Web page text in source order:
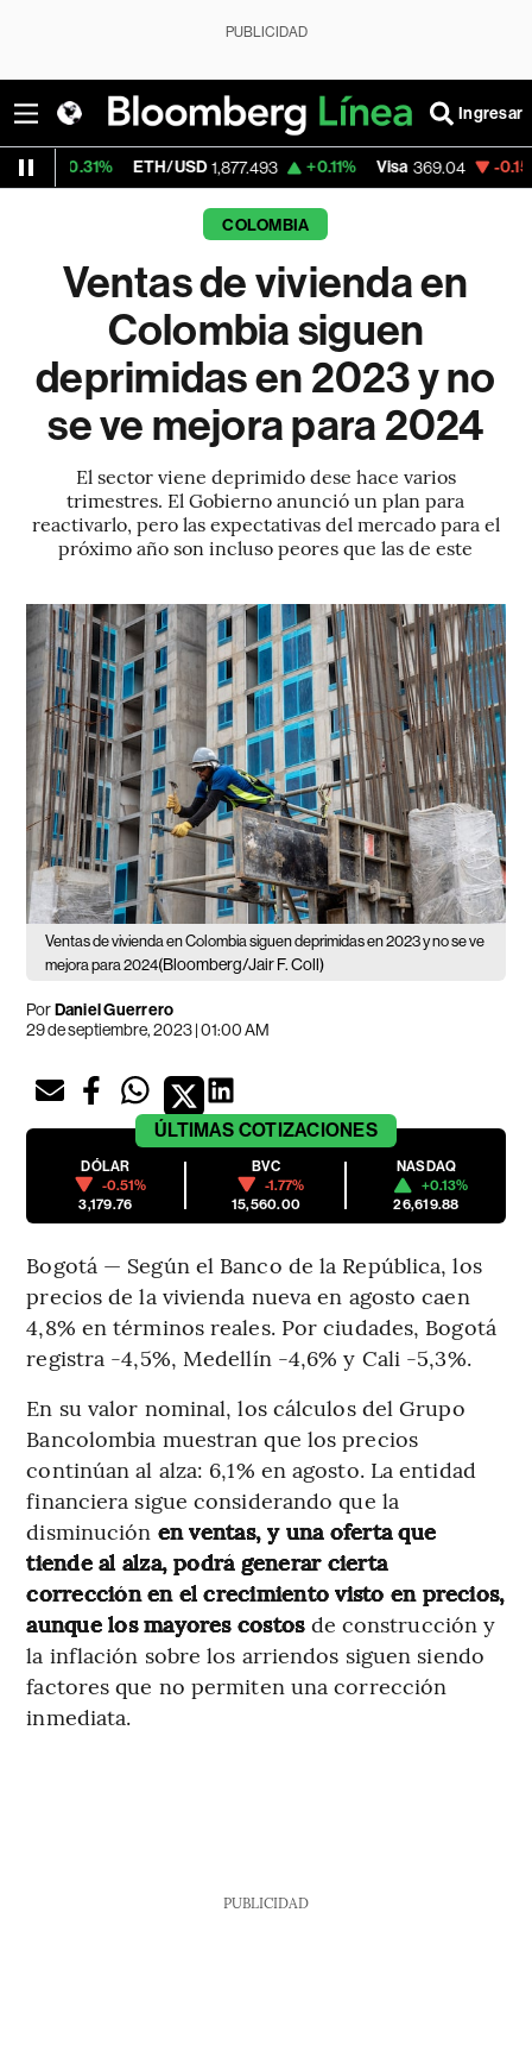
PUBLICIDAD
Ingresar
ETH/USD 1,877.493 +0.11% Visa 369.04 -0.15%
COLOMBIA
Ventas de vivienda en
Colombia siguen
deprimidas en 2023 y no
se ve mejora para 2024
El sector viene deprimido dese hace varios
trimestres. El Gobierno anunció un plan para
reactivarlo, pero las expectativas del mercado para el
próximo año son incluso peores que las de este
Ventas de vivienda en Colombia siguen deprimidas en 2023 y no se ve
mejora para 2024(Bloomberg/Jair F. Coll)
PorDaniel Guerrero
29 de septiembre, 2023 | 01:00 AM
ÚLTIMAS COTIZACIONES
DÓLAR
-0.51%
3,179.76
BVC
-1.77%
15,560.00
NASDAQ
+0.13%
26,619.88
Bogotá — Según el Banco de la República, los
precios de la vivienda nueva en agosto caen
4,8% en términos reales. Por ciudades, Bogotá
registra -4,5%, Medellín -4,6% y Cali -5,3%.
En su valor nominal, los cálculos del Grupo
Bancolombia muestran que los precios
continúan al alza: 6,1% en agosto. La entidad
financiera sigue considerando que la
disminución en ventas, y una oferta que
tiende al alza, podrá generar cierta
corrección en el crecimiento visto en precios,
aunque los mayores costosde construcción y
la inflación sobre los arriendos siguen siendo
factores que no permiten una corrección
inmediata.
PUBLICIDAD